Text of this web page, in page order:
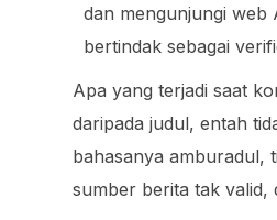
dan mengunjungi web
bertindak sebagai
Apa yang terjadi saat
daripada judul, entah
bahasanya amburadul,
sumber berita tak valid,